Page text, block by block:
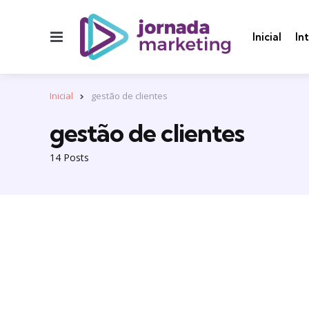
Inicial
Inicial gestão de clientes
14 Posts
gestão de clientes